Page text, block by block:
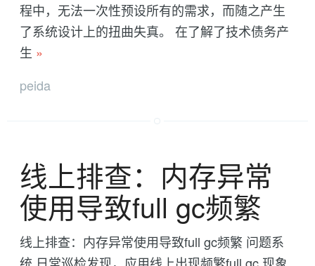
程中，无法一次性预设所有的需求，而随之产生
了系统设计上的扭曲失真。 在了解了技术债务产
生 »
peida
线上排查：内存异常
使用导致full gc频繁
线上排查：内存异常使用导致full gc频繁 问题系